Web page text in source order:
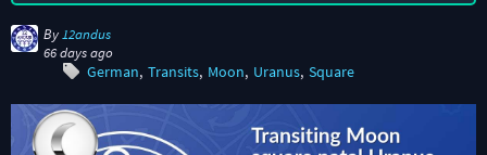
By 12andus
66 days ago
German Transits Moon Uranus Square